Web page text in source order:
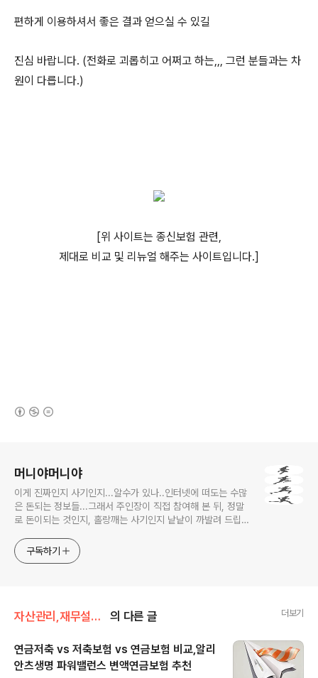
편하게 이용하셔서 좋은 결과 얻으실 수 있길
진심 바랍니다. (전화로 괴롭히고 어쩌고 하는,,, 그런 분들과는 차
원이 다릅니다.)
[위 사이트는 종신보험 관련,
제대로 비교 및 리뉴얼 해주는 사이트입니다.]
머니야머니야
이게 진짜인지 사기인지...알수가 있나..인터넷에 떠도는 수많
은 돈되는 정보들...그래서 주인장이 직접 참여해 본 뒤, 정말
로 돈이되는 것인지, 홀랑깨는 사기인지 낱낱이 까발려 드립니
야~구독하기
자산관리,재무설계/변액보험 의 다른 글 더보기
연금저축 vs 저축보험 vs 연금보험 비교,알리
안츠생명 파워밸런스 변액연금보험 추천